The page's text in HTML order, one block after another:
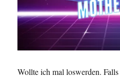
Wollte ich mal loswerden.